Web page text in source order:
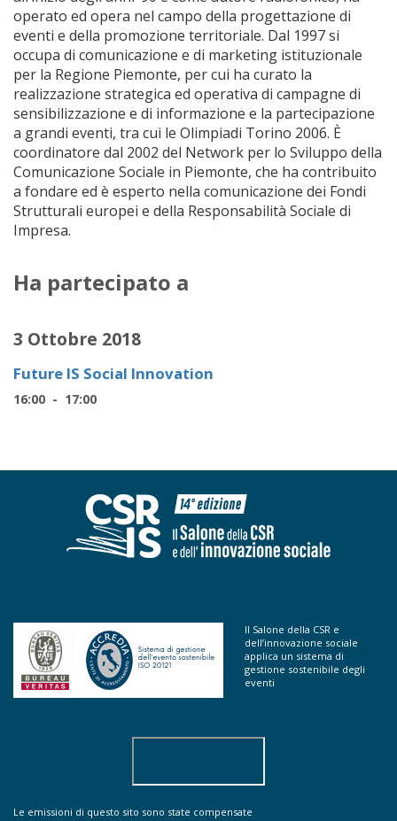
operato ed opera nel campo della progettazione di
eventi e della promozione territoriale. Dal 1997 si
occupa di comunicazione e di marketing istituzionale
per la Regione Piemonte, per cui ha curato la
realizzazione strategica ed operativa di campagne di
sensibilizzazione e di informazione e la partecipazione
a grandi eventi, tra cui le Olimpiadi Torino 2006. È
coordinatore dal 2002 del Network per lo Sviluppo della
Comunicazione Sociale in Piemonte, che ha contribuito
a fondare ed è esperto nella comunicazione dei Fondi
Strutturali europei e della Responsabilità Sociale di
Impresa.
Ha partecipato a
3 Ottobre 2018
Future IS Social Innovation
16:00 - 17:00
Il Salone della CSR e
dell’innovazione sociale
applica un sistema di
gestione sostenibile degli
eventi
Le emissioni di questo sito sono state compensate